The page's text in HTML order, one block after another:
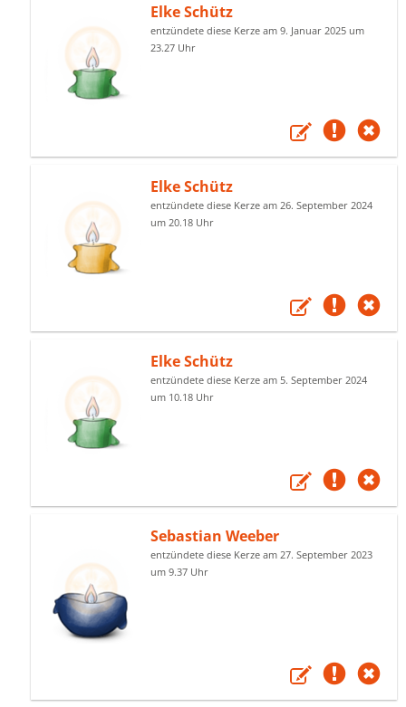
Elke Schütz
entzündete diese Kerze am 9. Januar 2025 um
23.27 Uhr
Elke Schütz
entzündete diese Kerze am 26. September 2024
um 20.18 Uhr
Elke Schütz
entzündete diese Kerze am 5. September 2024
um 10.18 Uhr
Sebastian Weeber
entzündete diese Kerze am 27. September 2023
um 9.37 Uhr